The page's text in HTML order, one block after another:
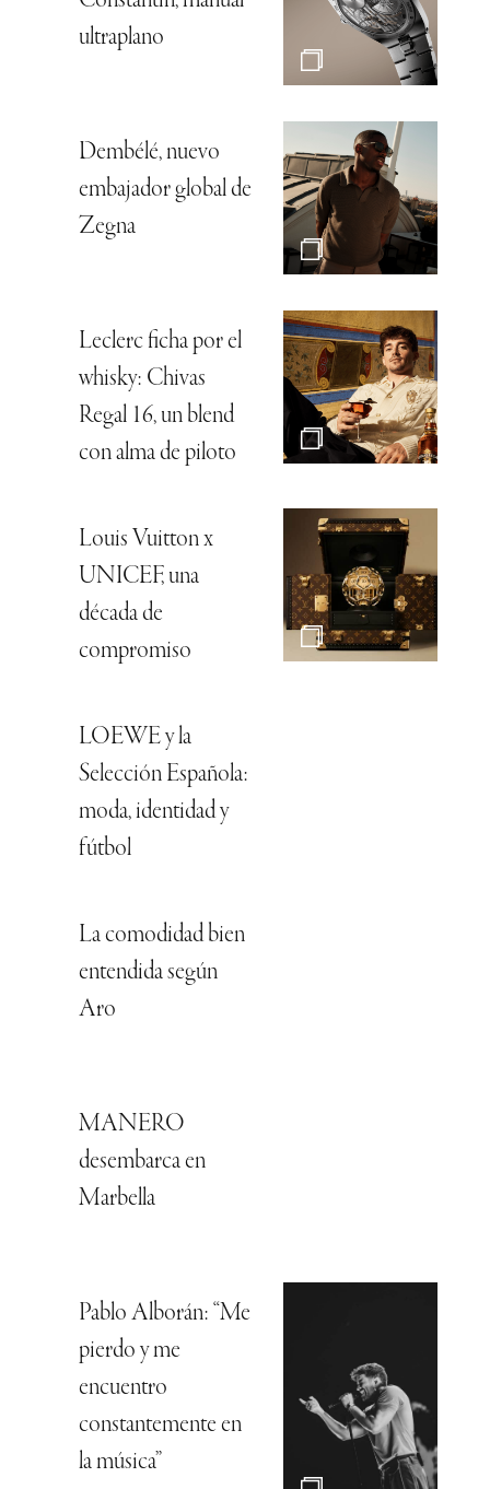
ultraplano
Dembélé, nuevo
embajador global de
Zegna
Leclerc ficha por el
whisky: Chivas
Regal 16, un blend
con alma de piloto
Louis Vuitton x
UNICEF, una
década de
compromiso
LOEWE y la
Selección Española:
moda, identidad y
fútbol
La comodidad bien
entendida según
Aro
MANERO
desembarca en
Marbella
Pablo Alborán: “Me
pierdo y me
encuentro
constantemente en
la música”